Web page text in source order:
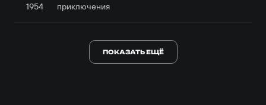
1954 приключе­ния
ПОКАЗАТЬ ЕЩЁ